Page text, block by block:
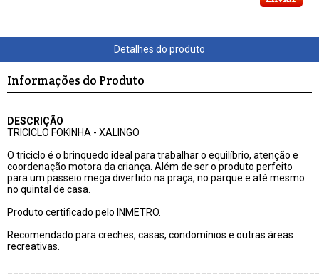
Informações do Produto
DESCRIÇÃO
TRICICLO FOKINHA - XALINGO
O triciclo é o brinquedo ideal para trabalhar o equilíbrio, atenção e
coordenação motora da criança. Além de ser o produto perfeito
para um passeio mega divertido na praça, no parque e até mesmo
no quintal de casa.
Produto certificado pelo INMETRO.
Recomendado para creches, casas, condomínios e outras áreas
recreativas.